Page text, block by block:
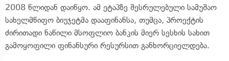
2008 წლიდან დაიწყო. ამ ეტაპზე შესრულებული სამუშაო
სახელმწიფო ბიუჯეტმა დააფინანსა, თუმცა, პროექტის
ძირითადი ნაწილი მსოფლიო ბანკის მიერ სესხის სახით
გამოყოფილი ფინანსური რესურსით განხორციელდება.